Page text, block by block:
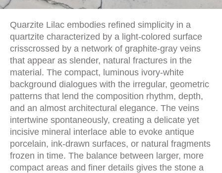
Quarzite Lilac embodies refined simplicity in a
quartzite characterized by a light-colored surface
crisscrossed by a network of graphite-gray veins
that appear as slender, natural fractures in the
material. The compact, luminous ivory-white
background dialogues with the irregular, geometric
patterns that lend the composition rhythm, depth,
and an almost architectural elegance. The veins
intertwine spontaneously, creating a delicate yet
incisive mineral interlace able to evoke antique
porcelain, ink-drawn surfaces, or natural fragments
frozen in time. The balance between larger, more
compact areas and finer details gives the stone a